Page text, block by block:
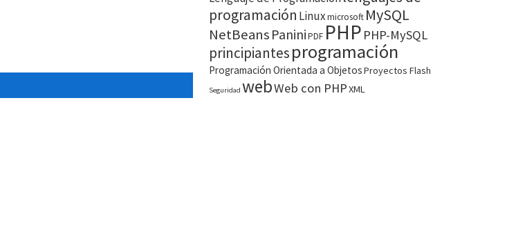
programación Linuxmicrosoft MySQL
NetBeans PaniniPDF PHP PHP-MySQL
principiantesprogramación
Programación Orientada a ObjetosProyectos Flash
Seguridad webWeb con PHPXML